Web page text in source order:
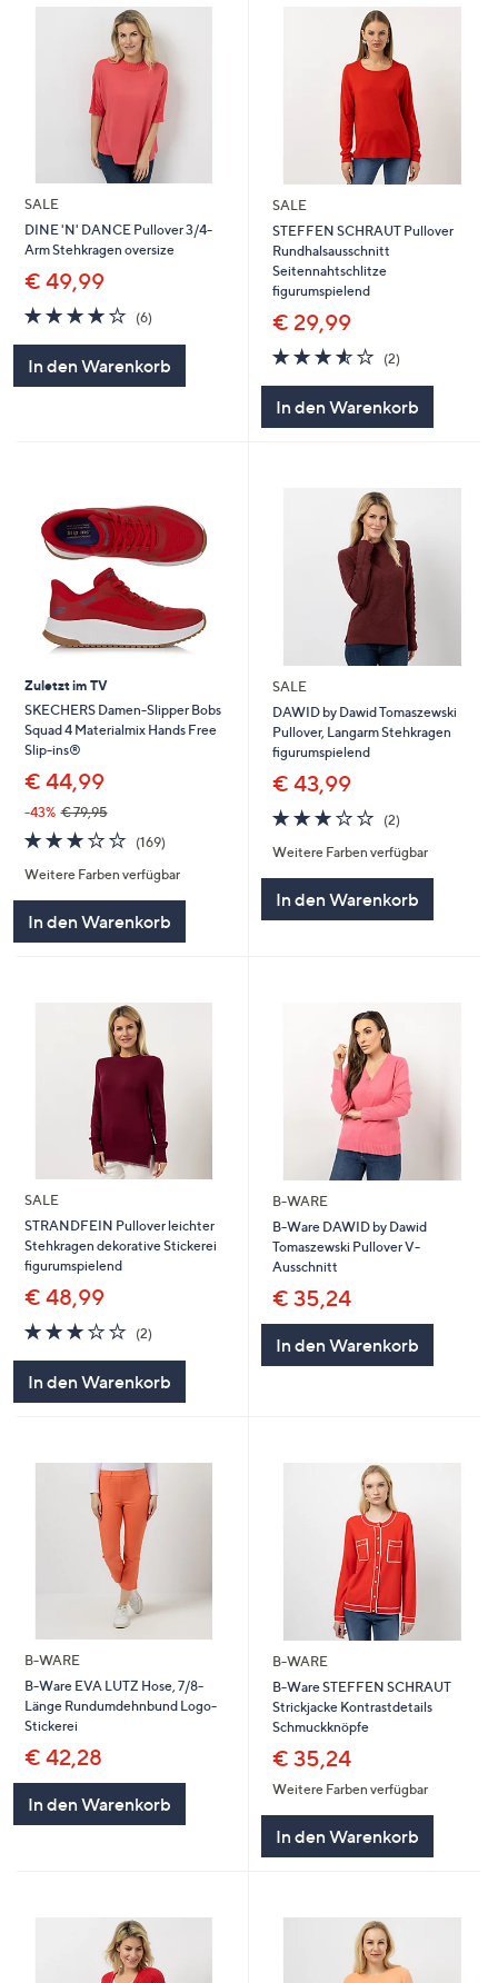
SALE
DINE 'N' DANCE Pullover 3/4-
Arm Stehkragen oversize
€ 49,99
3.7
von
(6)6
In den Warenkorb
SALE
STEFFEN SCHRAUT Pullover
Rundhalsausschnitt
Seitennahtschlitze
figurumspielend
€ 29,99
3.5
von
(2)2
In den Warenkorb
Zuletzt im TV
SKECHERS Damen-Slipper Bobs
Squad 4 Materialmix Hands Free
Slip-ins®
€ 44,99
-43% € 79,95
3.0
von
5
(169)169
Weitere Farben verfügbar
In den Warenkorb
SALE
DAWID by Dawid Tomaszewski
Pullover, Langarm Stehkragen
figurumspielend
€ 43,99
3.0
von
5
(2)2
Weitere Farben verfügbar
In den Warenkorb
SALE
STRANDFEIN Pullover leichter
Stehkragen dekorative Stickerei
figurumspielend
€ 48,99
3.0
von
(2)2
In den Warenkorb
B-WARE
B-Ware DAWID by Dawid
Tomaszewski Pullover V-
Ausschnitt
€ 35,24
In den Warenkorb
B-WARE
B-Ware EVA LUTZ Hose, 7/8-
Länge Rundumdehnbund Logo-
Stickerei
€ 42,28
In den Warenkorb
B-WARE
B-Ware STEFFEN SCHRAUT
Strickjacke Kontrastdetails
Schmuckknöpfe
€ 35,24
Weitere Farben verfügbar
In den Warenkorb